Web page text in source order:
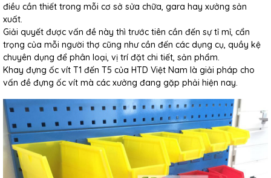
điều cần thiết trong mỗi cơ sở sửa chữa, gara hay xưởng sản
xuất.
Giải quyết được vấn đề này thì trước tiên cần đến sự tỉ mỉ, cẩn
trọng của mỗi người thợ cũng như cần đến các dụng cụ, quầy kệ
chuyên dụng để phân loại, vị trí đặt chi tiết, sản phẩm.
Khay đựng ốc vít T1 đến T5 của HTD Việt Nam là giải pháp cho
vấn đề đựng ốc vít mà các xưởng đang gặp phải hiện nay.